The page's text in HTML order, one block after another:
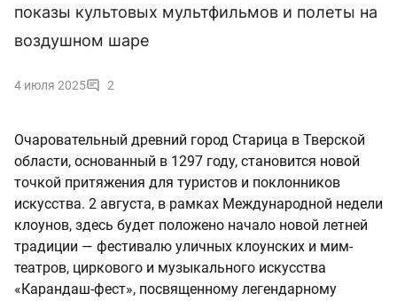
показы культовых мультфильмов и полеты на
воздушном шаре
4 июля 2025 2
Очаровательный древний город Старица в Тверской
области, основанный в 1297 году, становится новой
точкой притяжения для туристов и поклонников
искусства. 2 августа, в рамках Международной недели
клоунов, здесь будет положено начало новой летней
традиции — фестивалю уличных клоунских и мим-
театров, циркового и музыкального искусства
«Карандаш-фест», посвященному легендарному